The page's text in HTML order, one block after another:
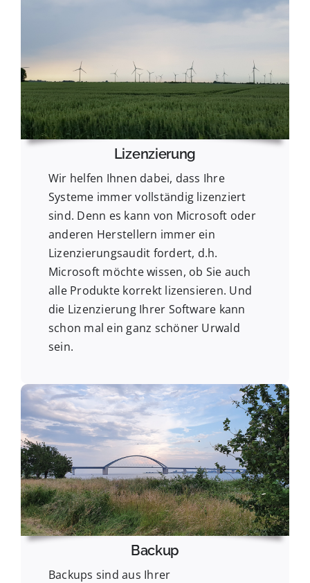
Lizenzierung
Wir helfen Ihnen dabei, dass Ihre
Systeme immer vollständig lizenziert
sind. Denn es kann von Microsoft oder
anderen Herstellern immer ein
Lizenzierungsaudit fordert, d.h.
Microsoft möchte wissen, ob Sie auch
alle Produkte korrekt lizensieren. Und
die Lizenzierung Ihrer Software kann
schon mal ein ganz schöner Urwald
sein.
Backup
Backups sind aus Ihrer